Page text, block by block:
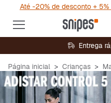
Até -20% de desconto +
Entrega
Página inicial Crianças